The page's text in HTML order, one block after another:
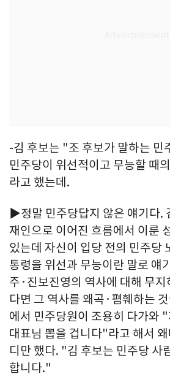
-김 후보는 "조 후보가 말하는 민
민주당이 위선적이고 무능할 때
라고 했는데.
▶정말 민주당답지 않은 얘기다.
재인으로 이어진 흐름에서 이룬
있는데 자신이 입당 전의 민주당
통령을 위선과 무능이란 말로 얘
주·진보진영의 역사에 대해 무
다면 그 역사를 왜곡·폄훼하는
에서 민주당원이 조용히 다가와
대표님 뽑을 겁니다"라고 해서
디만 했다. "김 후보는 민주당 사
합니다."